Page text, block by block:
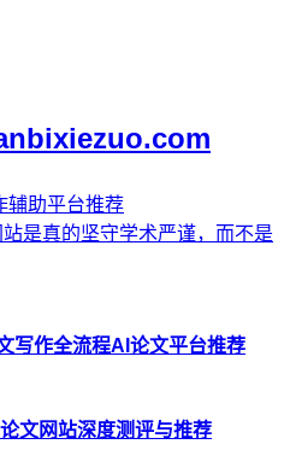
辅助平台推荐
是真的坚守学术严谨，而不是
写作全流程AI论文平台推荐
文网站深度测评与推荐